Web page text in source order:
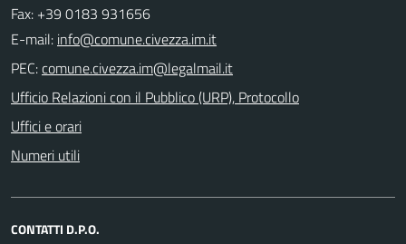
Fax: +39 0183 931656
E-mail:
PEC:
Ufficio Relazioni con il Pubblico (URP), Protocollo
Uffici e orari
Numeri utili
CONTATTI D.P.O.